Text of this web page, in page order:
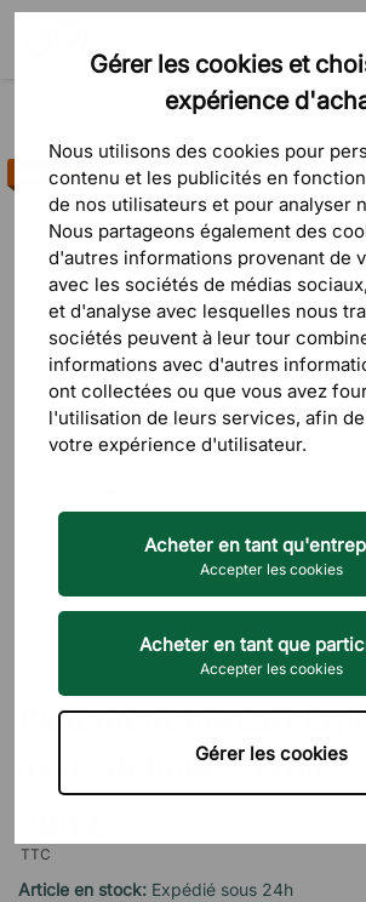
Gérer les cookies et
expérience
Nous utilisons des cookies pour
contenu et les publicités en
de nos utilisateurs et pour analyser
Nous partageons également des
d'autres informations provenant de
avec les sociétés de médias
et d'analyse avec lesquelles nous
sociétés peuvent à leur tour
informations avec d'autres
ont collectées ou que vous avez
l'utilisation de leurs services, afin
votre expérience d'utilisateur.
Acheter en tant
Accepter les cookies
Acheter en tant que
Accepter les cookies
Gérer les cookies
Bureaux & tables
Bureaux fixes
Best-seller
Piétement bureau
assis debout -
TTC
Article en stock: Expédié sous 24h